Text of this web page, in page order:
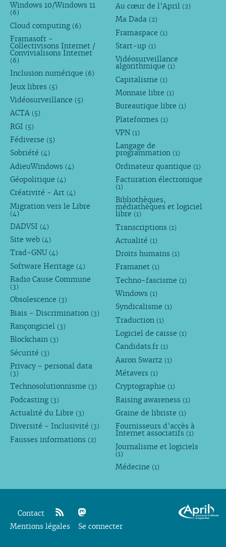
Windows 10/Windows 11
(6)
Cloud computing (6)
Framasoft -
Collectivisons Internet /
Convivialisons Internet
(6)
Inclusion numérique (6)
Jeux libres (5)
Vidéosurveillance (5)
ACTA (5)
RGI (5)
Fédiverse (5)
Sobriété (4)
AdieuWindows (4)
Géopolitique (4)
Créativité - Art (4)
Migration vers le Libre
(4)
DADVSI (4)
Site web (4)
Trad-GNU (4)
Software Heritage (4)
Radio Cause Commune
(3)
Obsolescence (3)
Biais - Discrimination (3)
Rançongiciel (3)
Blockchain (3)
Sécurité (3)
Privacy - personal data
(3)
Technosolutionnisme (3)
Podcasting (3)
Actualité du Libre (3)
Diversité - Inclusivité (3)
Fausses informations (2)
Au cœur de l’April (2)
Ma Dada (2)
Framaspace (1)
Start-up (1)
Vidéosurveillance
algorithmique (1)
Capitalisme (1)
Monnaie libre (1)
Bureautique libre (1)
Plateformes (1)
VPN (1)
Langage de
programmation (1)
Ordinateur quantique (1)
Facturation électronique
(1)
Bibliothèques,
médiathèques et logiciel
libre (1)
Transcriptions (1)
Actualité (1)
Droits humains (1)
Framanet (1)
Techno-fascisme (1)
Windows (1)
Syndicalisme (1)
Traduction (1)
Logiciel de caisse (1)
Candidats.fr (1)
Aaron Swartz (1)
Métavers (1)
Cryptographie (1)
Raising awareness (1)
Graine de libriste (1)
Fournisseurs d’accès à
Internet associatifs (1)
Journalisme et logiciels
(1)
Médecine (1)
Contact
rss mastodon
Mentions légales Se connecter